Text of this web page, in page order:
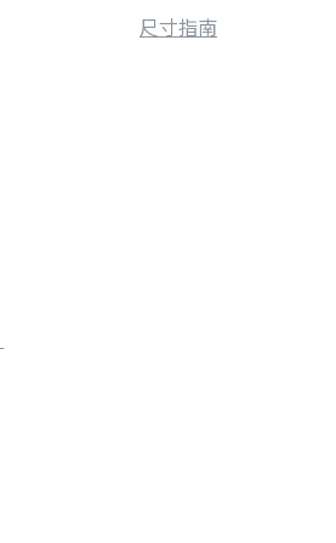
尺寸指南